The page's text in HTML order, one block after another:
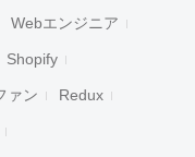
Webエンジニア
Shopify
ァン Redux